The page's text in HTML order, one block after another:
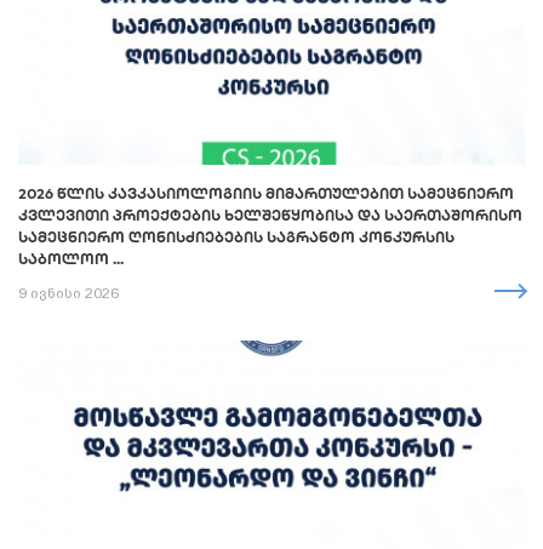
2026 ᲬᲚᲘᲡ ᲙᲐᲕᲙᲐᲡᲘᲝᲚᲝᲒᲘᲘᲡ ᲛᲘᲛᲐᲠᲗᲣᲚᲔᲑᲘᲗ ᲡᲐᲛᲔᲪᲜᲘᲔᲠᲝ
ᲙᲕᲚᲔᲕᲘᲗᲘ ᲞᲠᲝᲔᲥᲢᲔᲑᲘᲡ ᲮᲔᲚᲨᲔᲬᲧᲝᲑᲘᲡᲐ ᲓᲐ ᲡᲐᲔᲠᲗᲐᲨᲝᲠᲘᲡᲝ
ᲡᲐᲛᲔᲪᲜᲘᲔᲠᲝ ᲦᲝᲜᲘᲡᲫᲘᲔᲑᲔᲑᲘᲡ ᲡᲐᲒᲠᲐᲜᲢᲝ ᲙᲝᲜᲙᲣᲠᲡᲘᲡ
ᲡᲐᲑᲝᲚᲝᲝ ...
9 ივნისი 2026